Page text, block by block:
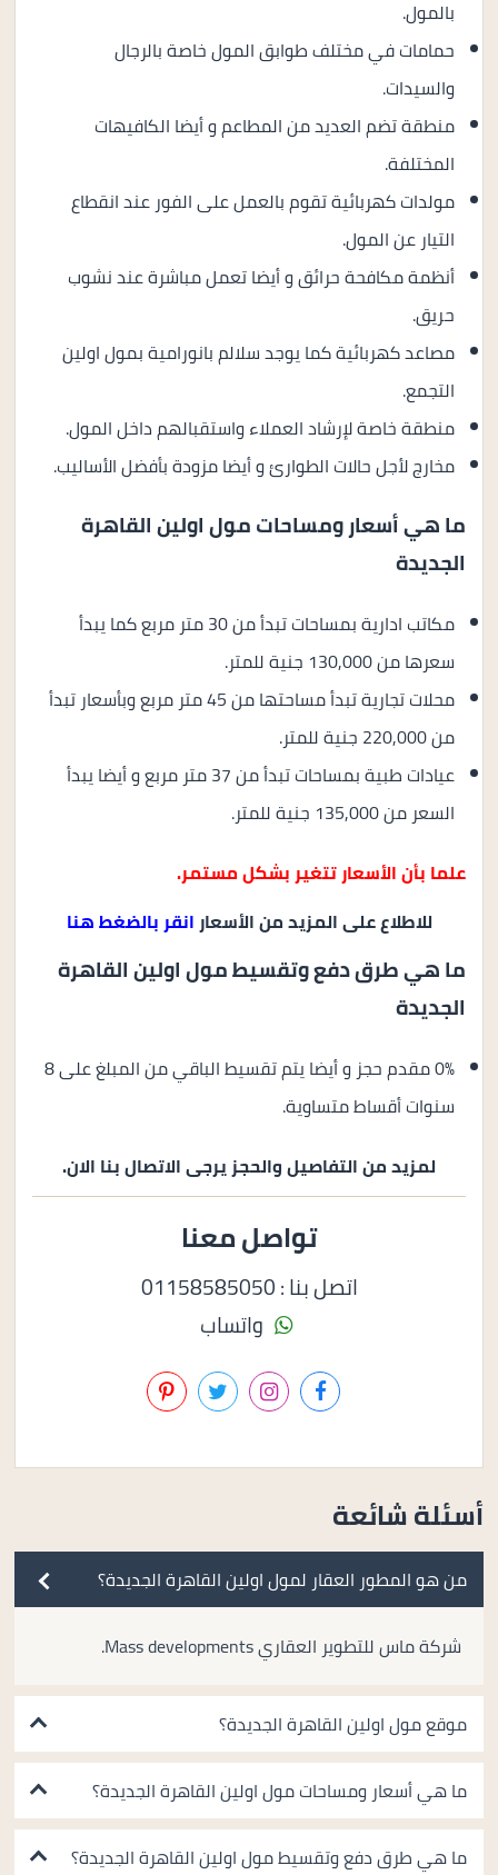
بالمول.
حمامات في مختلف طوابق المول خاصة بالرجال
والسيدات.
منطقة تضم العديد من المطاعم و أيضا الكافيهات
المختلفة.
مولدات كهربائية تقوم بالعمل على الفور عند انقطاع
التيار عن المول.
أنظمة مكافحة حرائق و أيضا تعمل مباشرة عند نشوب
حريق.
مصاعد كهربائية كما يوجد سلالم بانورامية بمول اولين
التجمع.
منطقة خاصة لإرشاد العملاء واستقبالهم داخل المول.
مخارج لأجل حالات الطوارئ و أيضا مزودة بأفضل الأساليب.
ما هي أسعار ومساحات مول اولين القاهرة
الجديدة
مكاتب ادارية بمساحات تبدأ من 30 متر مربع كما يبدأ
سعرها من 130,000 جنية للمتر.
محلات تجارية تبدأ مساحتها من 45 متر مربع وبأسعار تبدأ
من 220,000 جنية للمتر.
عيادات طبية بمساحات تبدأ من 37 متر مربع و أيضا يبدأ
السعر من 135,000 جنية للمتر.
علما بأن الأسعار تتغير بشكل مستمر.
للاطلاع على المزيد من الأسعار انقر بالضغط هنا
ما هي طرق دفع وتقسيط مول اولين القاهرة
الجديدة
0% مقدم حجز و أيضا يتم تقسيط الباقي من المبلغ على 8
سنوات أقساط متساوية.
لمزيد من التفاصيل والحجز يرجى الاتصال بنا الان.
تواصل معنا
اتصل بنا : 01158585050
واتساب
أسئلة شائعة
من هو المطور العقار لمول اولين القاهرة الجديدة؟
شركة ماس للتطوير العقاري Mass developments.
موقع مول اولين القاهرة الجديدة؟
ما هي أسعار ومساحات مول اولين القاهرة الجديدة؟
ما هي طرق دفع وتقسيط مول اولين القاهرة الجديدة؟